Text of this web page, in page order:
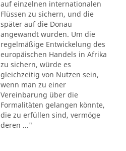
auf einzelnen internationalen
Flüssen zu sichern, und die
später auf die Donau
angewandt wurden. Um die
regelmäßige Entwickelung des
europäischen Handels in Afrika
zu sichern, würde es
gleichzeitig von Nutzen sein,
wenn man zu einer
Vereinbarung über die
Formalitäten gelangen könnte,
die zu erfüllen sind, vermöge
deren ..."